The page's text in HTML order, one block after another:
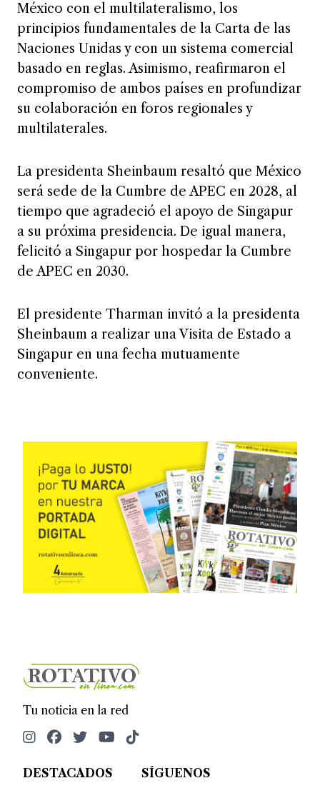
México con el multilateralismo, los
principios fundamentales de la Carta de las
Naciones Unidas y con un sistema comercial
basado en reglas. Asimismo, reafirmaron el
compromiso de ambos países en profundizar
su colaboración en foros regionales y
multilaterales.
La presidenta Sheinbaum resaltó que México
será sede de la Cumbre de APEC en 2028, al
tiempo que agradeció el apoyo de Singapur
a su próxima presidencia. De igual manera,
felicitó a Singapur por hospedar la Cumbre
de APEC en 2030.
El presidente Tharman invitó a la presidenta
Sheinbaum a realizar una Visita de Estado a
Singapur en una fecha mutuamente
conveniente.
Tu noticia en la red
DESTACADOS SÍGUENOS